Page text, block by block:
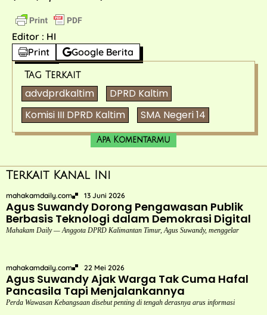
Editor : HI
Print
Google Berita
Tag Terkait
advdprdkaltim
DPRD Kaltim
Komisi III DPRD Kaltim
SMA Negeri 14
Apa Komentarmu
Terkait Kanal Ini
mahakamdaily.com 13 Juni 2026
Agus Suwandy Dorong Pengawasan Publik
Berbasis Teknologi dalam Demokrasi Digital
Mahakam Daily — Anggota DPRD Kalimantan Timur, Agus Suwandy, menggelar
mahakamdaily.com 22 Mei 2026
Agus Suwandy Ajak Warga Tak Cuma Hafal
Pancasila Tapi Menjalankannya
Perda Wawasan Kebangsaan disebut penting di tengah derasnya arus informasi